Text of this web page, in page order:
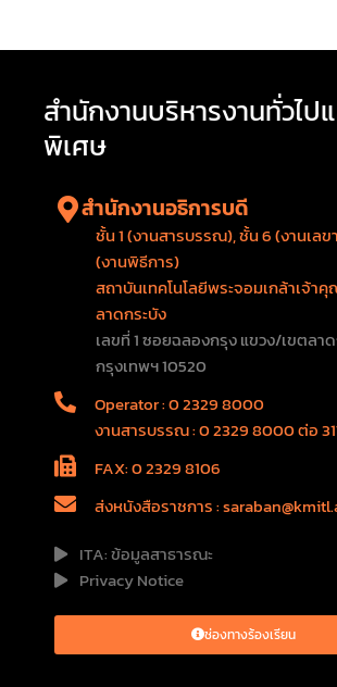
สำนักงานบริหารงานทั่วไป
พิเศษ
สำนักงานอธิการบดี
ชั้น 1 (งานสารบรรณ), ชั้น 6 (งานเลข
(งานพิธีการ)
สถาบันเทคโนโลยีพระจอมเกล้าเจ้า
ลาดกระบัง
เลขที่ 1 ซอยฉลองกรุง แขวง/เขตลา
กรุงเทพฯ 10520
Operator : 0 2329 8000
งานสารบรรณ : 0 2329 8000 ต่อ
FAX: 0 2329 8106
ส่งหนังสือราชการ :
ITA: ข้อมูลสาธารณะ
Privacy Notice
ช่องทางร้องเรียน